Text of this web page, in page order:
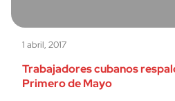
1 abril, 2017
Trabajadores cubanos
Primero de Mayo